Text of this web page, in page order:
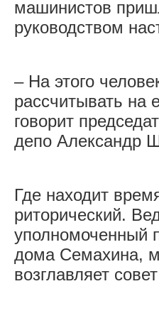
машинистов
руководством
– На этого
рассчитывать на
говорит
депо Александр
Где находит
риторический.
уполномоченный
дома Семахина,
возглавляет